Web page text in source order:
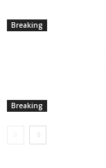
Breaking
Breaking